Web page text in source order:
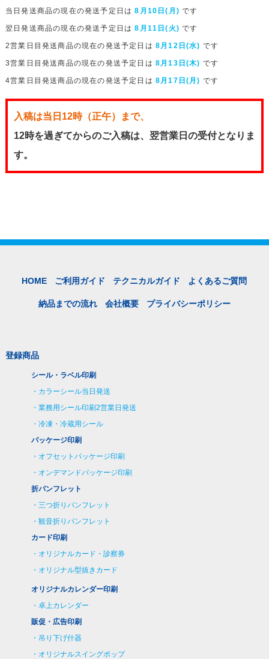
当日発送商品の現在の発送予定日は 8月10日(月)です
翌日発送商品の現在の発送予定日は 8月11日(火)です
2営業日目発送商品の現在の発送予定日は 8月12日(水) です
3営業日目発送商品の現在の発送予定日は 8月13日(木) です
4営業日目発送商品の現在の発送予定日は 8月17日(月) です
入稿は当日12時（正午）まで、
12時を過ぎてからのご入稿は、翌営業日の受付となりま
す。
HOME ご利用ガイド テクニカルガイド よくあるご質問
納品までの流れ 会社概要 プライバシーポリシー
登録商品
シール・ラベル印刷
カラーシール当日発送
業務用シール印刷2営業日発送
冷凍・冷蔵用シール
パッケージ印刷
オフセットパッケージ印刷
オンデマンドパッケージ印刷
折パンフレット
三つ折りパンフレット
観音折りパンフレット
カード印刷
オリジナルカード・診察券
オリジナル型抜きカード
オリジナルカレンダー印刷
卓上カレンダー
販促・広告印刷
吊り下げ什器
オリジナルスイングポップ